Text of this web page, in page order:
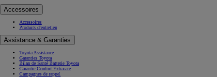
Accessoires
Accessoires
Produits d'entretien
Assistance & Garanties
Toyota Assistance
Garanties Toyota
Bilan de Santé Batterie Toyota
Garantie Confort Extracare
Campagnes de rappel